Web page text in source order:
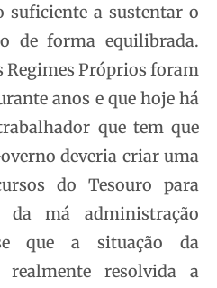
a sustentar o
de forma equilibrada.
Regimes Próprios foram
anos e que hoje há
que tem que
deveria criar uma
do Tesouro para
da má administração
que a situação da
resolvida a